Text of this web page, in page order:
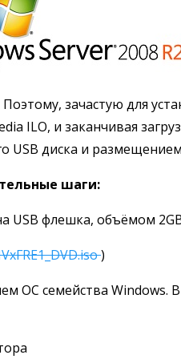
зачастую для
ILO, и заканчивая
USB диска и
шаги:
USB флешка, объёмом
)
ОС семейства Windows.